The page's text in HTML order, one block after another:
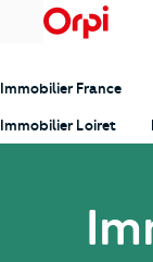
menu
Immobilier France
Immobilier Loiret